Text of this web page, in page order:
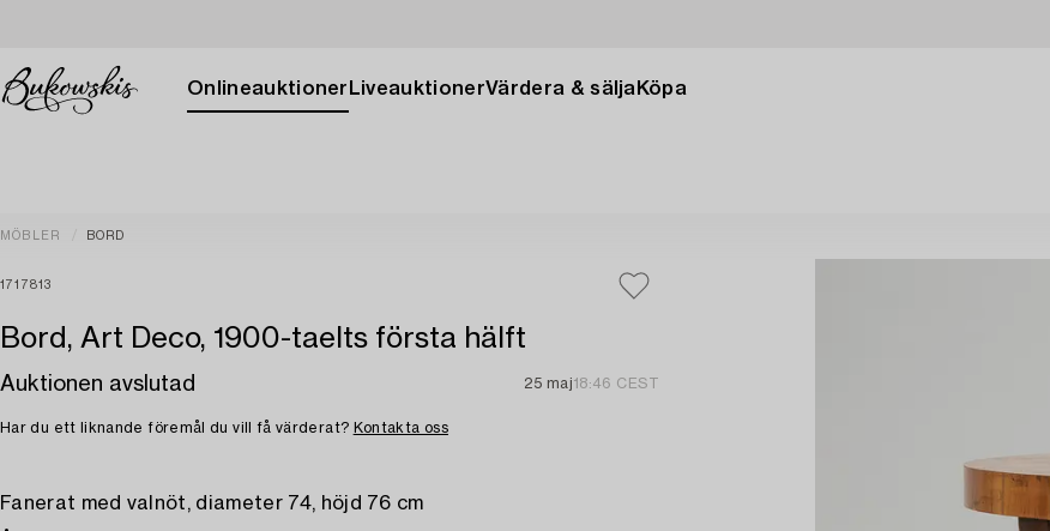
Onlineauktioner LiveauktionerVärdera & sälja Köpa
MÖBLER BORD
1717813
Bord, Art Deco, 1900-taelts första hälft
Auktionen avslutad 25 maj18:46 CEST
Har du ett liknande föremål du vill få värderat? Kontakta oss
Fanerat med valnöt, diameter 74, höjd 76 cm